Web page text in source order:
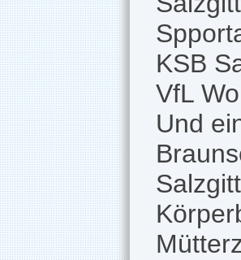
KSB
VfL
Und